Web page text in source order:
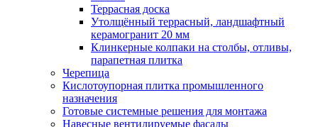
Террасная доска
Утолщённый террасный, ландшафтный
керамогранит 20 мм
Клинкерные колпаки на столбы, отливы,
парапетная плитка
Черепица
Кислотоупорная плитка промышленного
назначения
Готовые системные решения для монтажа
Навесные вентилируемые фасады